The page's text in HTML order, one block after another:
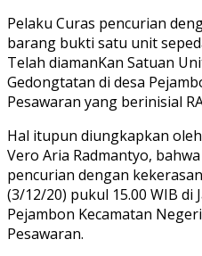
Pelaku Curas pencurian
barang bukti satu unit
Telah diamanKan Satuan
Gedongtatan di desa
Pesawaran yang berinisial
Hal itupun diungkapkan
Vero Aria Radmantyo,
pencurian dengan
(3/12/20) pukul 15.00 WIB di
Pejambon Kecamatan
Pesawaran.